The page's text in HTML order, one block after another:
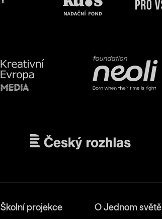
Školní projekce O Jednom světě